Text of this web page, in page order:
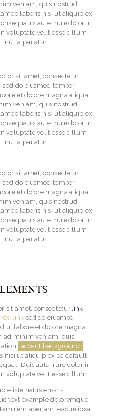
veniam, quis nostrud
laboris nisi ut aliquip ex
aute irure dolor in
voluptate velit esse cillum
nulla pariatur.
sit amet, consectetur
sed do eiusmod tempor
et dolore magna aliqua.
veniam, quis nostrud
laboris nisi ut aliquip ex
aute irure dolor in
voluptate velit esse cillum
nulla pariatur.
sit amet, consectetur
sed do eiusmod tempor
et dolore magna aliqua.
veniam, quis nostrud
laboris nisi ut aliquip ex
aute irure dolor in
voluptate velit esse cillum
nulla pariatur.
sit amet, consectetur link
link sed do eiusmod
ut labore et dolore magna
ad minim veniam, quis
accent background
nisi ut aliquip ex ea dafault
Duis aute irure dolor in
voluptate velit esse cillum.
iste natus error sit
text example doloremque
rem aperiam, eaque ipsa